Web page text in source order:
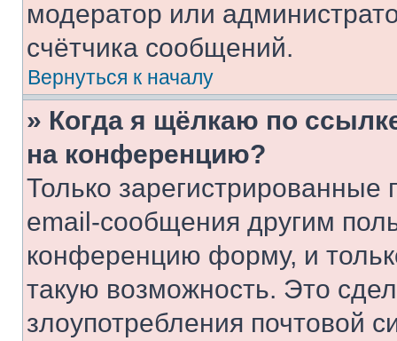
модератор или
счётчика сообщений.
Вернуться к началу
» Когда я щёлкаю по
на конференцию?
Только зарегистрированные
email-сообщения другим
конференцию форму, и
такую возможность. Это
злоупотребления почтовой